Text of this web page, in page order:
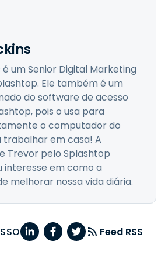
um Senior Digital Marketing
Ele também é um
do software de acesso
pois o usa para
o computador do
em casa! A
Trevor pelo Splashtop
interesse em como a
melhorar nossa vida diária.
Feed RSS